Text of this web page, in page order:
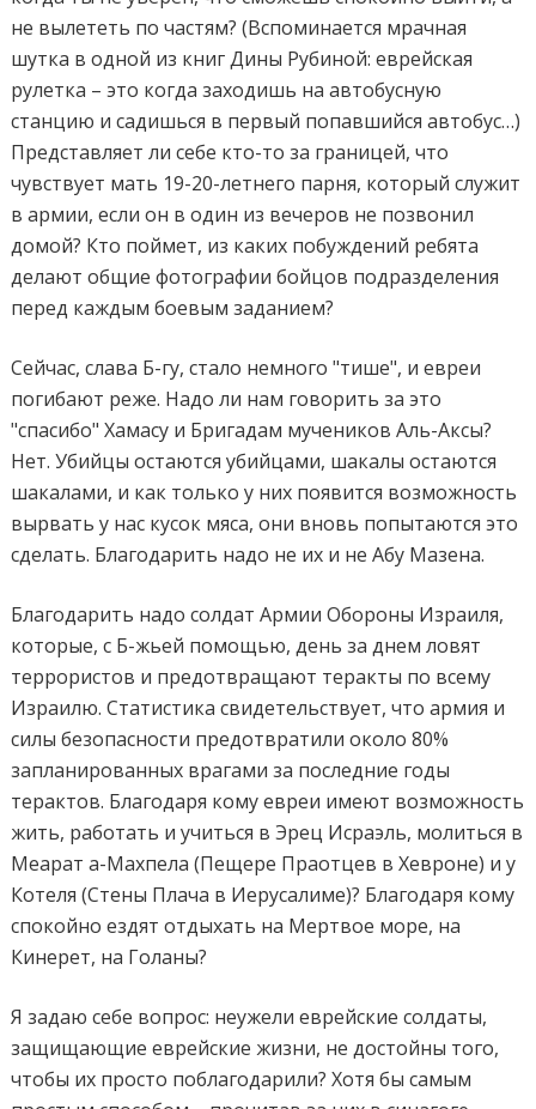
не вылететь по частям? (Вспоминается мрачная
шутка в одной из книг Дины Рубиной: еврейская
рулетка – это когда заходишь на автобусную
станцию и садишься в первый попавшийся автобус…)
Представляет ли себе кто-то за границей, что
чувствует мать 19-20-летнего парня, который служит
в армии, если он в один из вечеров не позвонил
домой? Кто поймет, из каких побуждений ребята
делают общие фотографии бойцов подразделения
перед каждым боевым заданием?
Сейчас, слава Б-гу, стало немного "тише", и евреи
погибают реже. Надо ли нам говорить за это
"спасибо" Хамасу и Бригадам мучеников Аль-Аксы?
Нет. Убийцы остаются убийцами, шакалы остаются
шакалами, и как только у них появится возможность
вырвать у нас кусок мяса, они вновь попытаются это
сделать. Благодарить надо не их и не Абу Мазена.
Благодарить надо солдат Армии Обороны Израиля,
которые, с Б-жьей помощью, день за днем ловят
террористов и предотвращают теракты по всему
Израилю. Статистика свидетельствует, что армия и
силы безопасности предотвратили около 80%
запланированных врагами за последние годы
терактов. Благодаря кому евреи имеют возможность
жить, работать и учиться в Эрец Исраэль, молиться в
Меарат а-Махпела (Пещере Праотцев в Хевроне) и у
Котеля (Стены Плача в Иерусалиме)? Благодаря кому
спокойно ездят отдыхать на Мертвое море, на
Кинерет, на Голаны?
Я задаю себе вопрос: неужели еврейские солдаты,
защищающие еврейские жизни, не достойны того,
чтобы их просто поблагодарили? Хотя бы самым